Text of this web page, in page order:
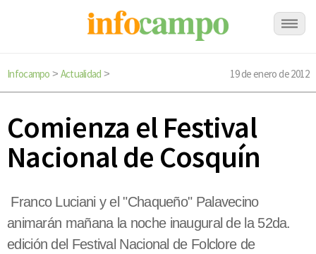
Infocampo > Actualidad > 19 de enero de 2012
Comienza el Festival
Nacional de Cosquín
Franco Luciani y el "Chaqueño" Palavecino
animarán mañana la noche inaugural de la 52da.
edición del Festival Nacional de Folclore de